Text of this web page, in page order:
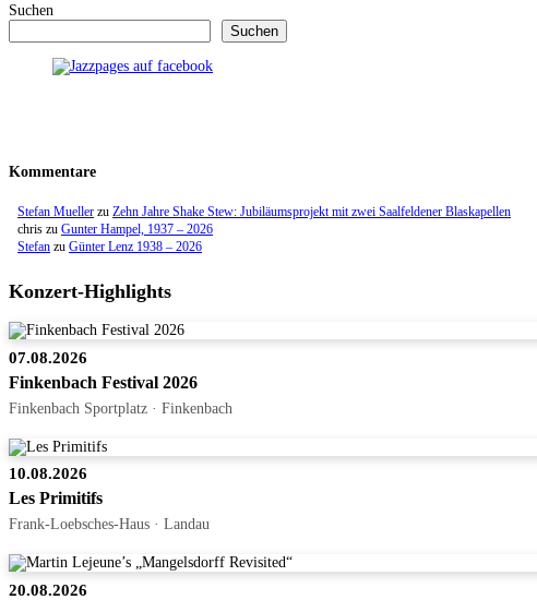
Suchen
Suchen
Kommentare
Stefan Mueller zu Zehn Jahre Shake Stew: Jubiläumsprojekt mit zwei Saalfeldener Blaskapellen
chris zu Gunter Hampel, 1937 – 2026
Stefan zu Günter Lenz 1938 – 2026
Konzert-Highlights
07.08.2026
Finkenbach Festival 2026
Finkenbach Sportplatz · Finkenbach
10.08.2026
Les Primitifs
Frank-Loebsches-Haus · Landau
20.08.2026